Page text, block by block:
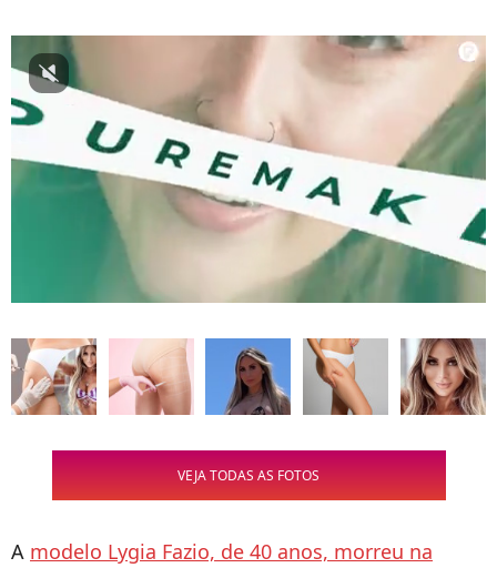
VEJA TODAS AS FOTOS
A modelo Lygia Fazio, de 40 anos, morreu na